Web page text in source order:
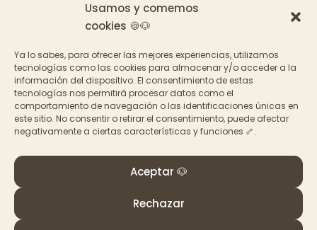
Usamos y comemos
cookies 🍪🐶
Ya lo sabes, para ofrecer las mejores experiencias, utilizamos
tecnologías como las cookies para almacenar y/o acceder a la
información del dispositivo. El consentimiento de estas
tecnologías nos permitirá procesar datos como el
comportamiento de navegación o las identificaciones únicas en
este sitio. No consentir o retirar el consentimiento, puede afectar
negativamente a ciertas características y funciones 🦴.
Aceptar 🐶
Rechazar
Acceder a los cursos
Contacto
© PAT Educadora Canina, Galicia